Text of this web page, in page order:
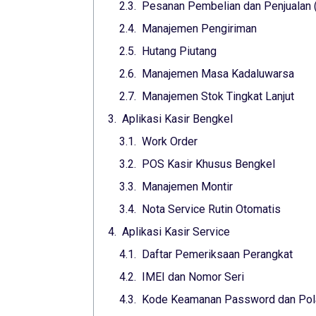
Pesanan Pembelian dan Penjualan
Manajemen Pengiriman
Hutang Piutang
Manajemen Masa Kadaluwarsa
Manajemen Stok Tingkat Lanjut
Aplikasi Kasir Bengkel
Work Order
POS Kasir Khusus Bengkel
Manajemen Montir
Nota Service Rutin Otomatis
Aplikasi Kasir Service
Daftar Pemeriksaan Perangkat
IMEI dan Nomor Seri
Kode Keamanan Password dan